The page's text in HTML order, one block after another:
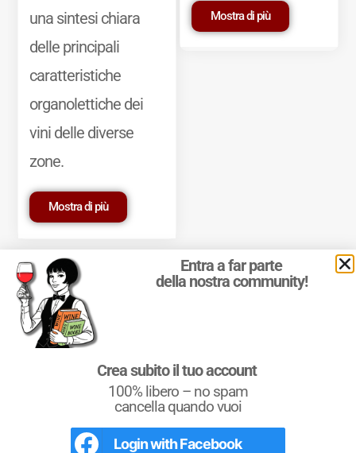
una sintesi chiara
delle principali
caratteristiche
organolettiche dei
vini delle diverse
zone.
Mostra di più
Mostra di più
Marchio Reg. | P.IVA 03921390245
Condizioni d'uso|Privacy Policy|Cookie Policy
cookie
Entra a far parte
della nostra community!
Crea subito il tuo account
100% libero – no spam
cancella quando vuoi
Login withFacebook